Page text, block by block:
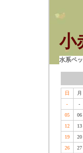
小
水系ペ
日 月
-
-
05
06
12
13
19
20
26
27